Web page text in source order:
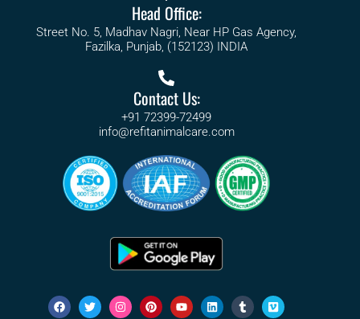
Head Office:
Street No. 5, Madhav Nagri, Near HP Gas Agency,
Fazilka, Punjab, (152123) INDIA
Contact Us:
+91 72399-72499
info@refitanimalcare.com